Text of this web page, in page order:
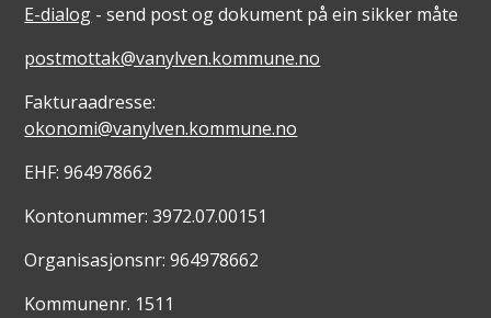
E-dialog - send post og dokument på ein sikker måte
postmottak@vanylven.kommune.no
Fakturaadresse:
okonomi@vanylven.kommune.no
EHF: 964978662
Kontonummer: 3972.07.00151
Organisasjonsnr: 964978662
Kommunenr. 1511